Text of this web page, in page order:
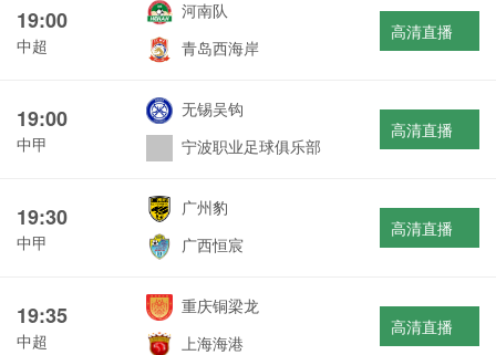
19:00
中超
河南队
青岛西海岸
高清直播
19:00
中甲
无锡吴钩
宁波职业足球俱乐部
高清直播
19:30
中甲
广州豹
广西恒宸
高清直播
19:35
中超
重庆铜梁龙
上海海港
高清直播